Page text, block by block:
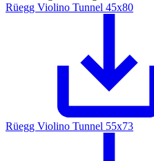
Rüegg Violino Tunnel 45x80
Rüegg Violino Tunnel 55x73